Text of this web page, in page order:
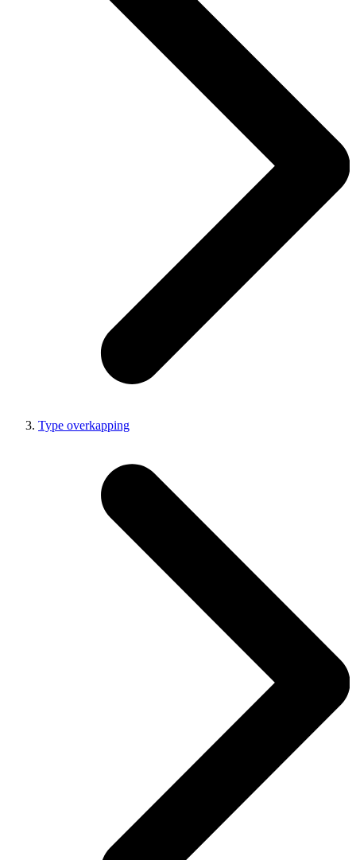
Type overkapping